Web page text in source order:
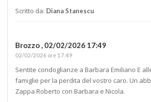
Scritto da: Diana Stanescu
Brozzo , 02/02/2026 17:49
02/02/2026 ore 17:49
Sentite condoglianze a Barbara Emiliano E
famiglie per la perdita del vostro caro. Un
Zappa Roberto con Barbara e Nicola.